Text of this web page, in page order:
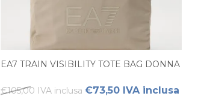
EA7 TRAIN VISIBILITY TOTE BAG DONNA
€105,00 IVA inclusa €73,50 IVA inclusa